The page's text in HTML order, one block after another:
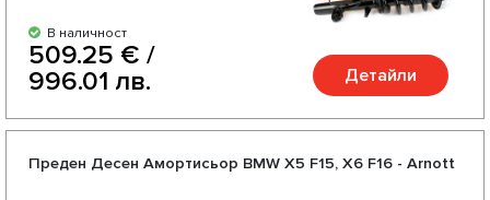
В наличност
509.25 € /
996.01 лв.
Детайли
Преден Десен Амортисьор BMW X5 F15, X6 F16 - Arnott